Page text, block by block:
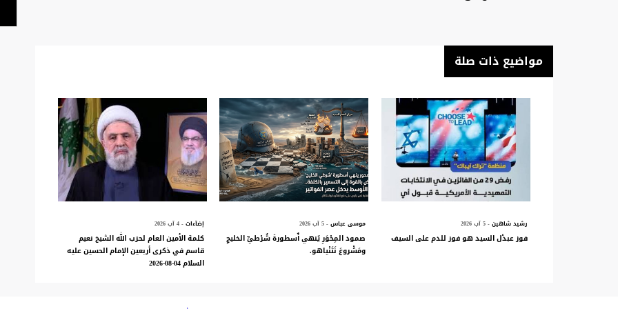
مواضيع ذات صلة
رشيد شاهين- 5 آب 2026
فوز عبدٔل السيد هو فوز للدم على السيف
موسى عباس - 5 آب 2026
صمود المِحْوَرِ يُنهي أُسطورةَ شُرْطيِّ الخليجِ
ومَشْروعَ نَتَنْياهو.
إضآءات- 4 آب 2026
كلمة الأمين العام لحزب الله الشيخ نعيم
قاسم في ذكرى أربعين الإمام الحسين عليه
السلام 04-08-2026